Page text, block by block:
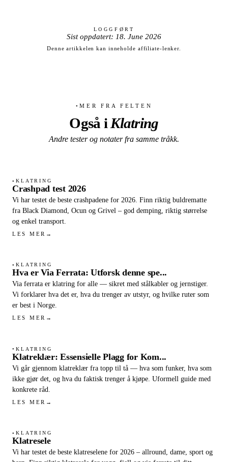
LOGGFØRT
Sist oppdatert: 18. June 2026
Denne artikkelen kan inneholde affiliate-lenker.
● MER FRA FELTEN
Også iKlatring
Andre tester og notater fra samme tråkk.
● KLATRING
Crashpad test 2026
Vi har testet de beste crashpadene for 2026. Finn riktig buldrematte
fra Black Diamond, Ocun og Grivel – god demping, riktig størrelse
og enkel transport.
LES MER →
● KLATRING
Hva er Via Ferrata: Utforsk denne spe...
Via ferrata er klatring for alle — sikret med stålkabler og jernstiger.
Vi forklarer hva det er, hva du trenger av utstyr, og hvilke ruter som
er best i Norge.
LES MER →
● KLATRING
Klatreklær: Essensielle Plagg for Kom...
Vi går gjennom klatreklær fra topp til tå — hva som funker, hva som
ikke gjør det, og hva du faktisk trenger å kjøpe. Uformell guide med
konkrete råd.
LES MER →
● KLATRING
Klatresele
Vi har testet de beste klatreselene for 2026 – allround, dame, sport og